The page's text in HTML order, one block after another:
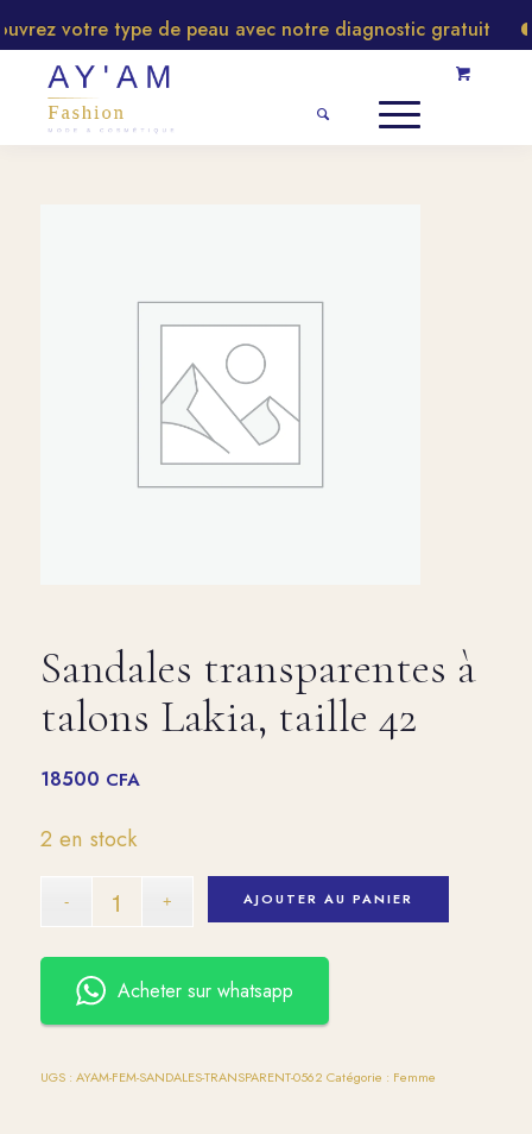
votre type de peau avec notre diagnostic gratuit
Sandales transparentes à
talons Lakia, taille 42
18500 CFA
2 en stock
AJOUTER AU PANIER
Acheter sur whatsapp
UGS : AYAM-FEM-SANDALES-TRANSPARENT-0562 Catégorie : Femme